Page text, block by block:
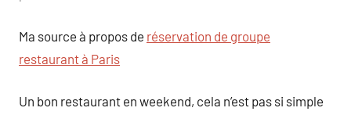
Ma source à propos de réservation de groupe
restaurant à Paris
Un bon restaurant en weekend, cela n’est pas si simple